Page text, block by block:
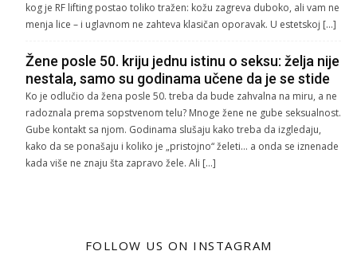
kog je RF lifting postao toliko tražen: kožu zagreva duboko, ali vam ne
menja lice – i uglavnom ne zahteva klasičan oporavak. U estetskoj […]
Žene posle 50. kriju jednu istinu o seksu: želja nije
nestala, samo su godinama učene da je se stide
Ko je odlučio da žena posle 50. treba da bude zahvalna na miru, a ne
radoznala prema sopstvenom telu? Mnoge žene ne gube seksualnost.
Gube kontakt sa njom. Godinama slušaju kako treba da izgledaju,
kako da se ponašaju i koliko je „pristojno“ želeti… a onda se iznenade
kada više ne znaju šta zapravo žele. Ali […]
FOLLOW US ON INSTAGRAM